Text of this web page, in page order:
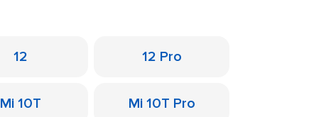
12 12 Pro
Mi 10T Mi 10T Pro